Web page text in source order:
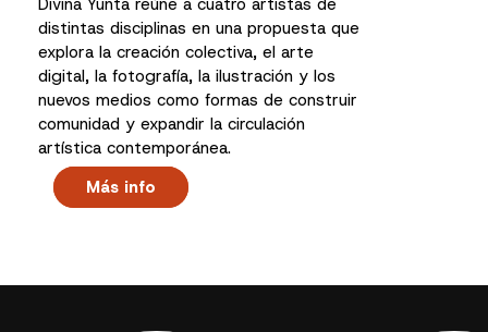
distintas disciplinas en una propuesta que
explora la creación colectiva, el arte
digital, la fotografía, la ilustración y los
nuevos medios como formas de construir
comunidad y expandir la circulación
artística contemporánea.
Más info